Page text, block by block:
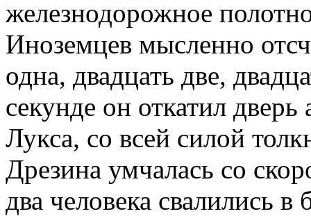
железнодорожное
Иноземцев мысленно
одна, двадцать две,
секунде он откатил дверь
Лукса, со всей силой
Дрезина умчалась со
два человека свалились в